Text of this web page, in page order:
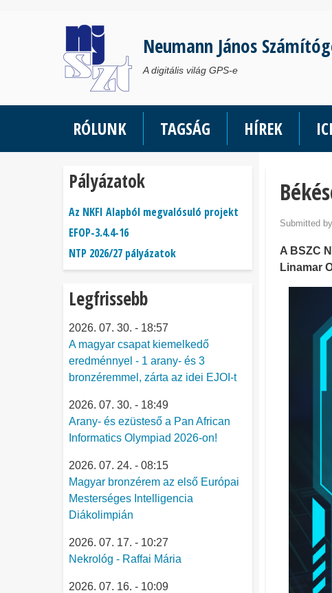
Neumann János
A digitális világ GPS-e
RÓLUNK TAGSÁG HÍREK
Submitted by
A BSZC
Linamar
Pályázatok
Az NKFI Alapból megvalósuló projekt
EFOP-3.4.4-16
NTP 2026/27 pályázatok
Legfrissebb
2026. 07. 30. - 18:57
A magyar csapat kiemelkedő
eredménnyel - 1 arany- és 3
bronzéremmel, zárta az idei EJOI-t
2026. 07. 30. - 18:49
Arany- és ezüsteső a Pan African
Informatics Olympiad 2026-on!
2026. 07. 24. - 08:15
Magyar bronzérem az első Európai
Mesterséges Intelligencia
Diákolimpián
2026. 07. 17. - 10:27
Nekrológ - Raffai Mária
2026. 07. 16. - 10:09